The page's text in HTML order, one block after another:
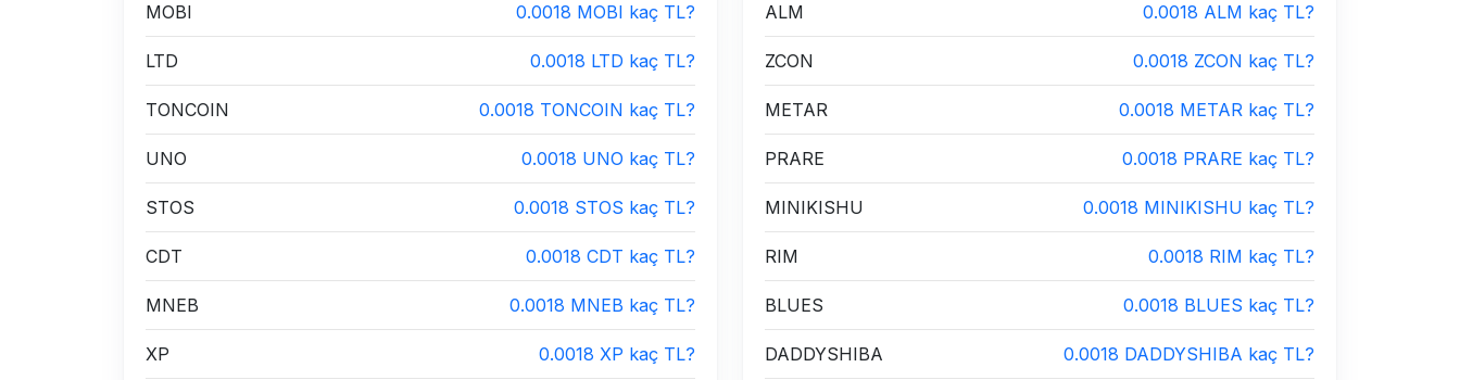
MOBI 0.0018 MOBI kaç TL?
LTD 0.0018 LTD kaç TL?
TONCOIN 0.0018 TONCOIN kaç TL?
UNO 0.0018 UNO kaç TL?
STOS 0.0018 STOS kaç TL?
CDT 0.0018 CDT kaç TL?
MNEB 0.0018 MNEB kaç TL?
XP 0.0018 XP kaç TL?
ALM 0.0018 ALM kaç TL?
ZCON 0.0018 ZCON kaç TL?
METAR 0.0018 METAR kaç TL?
PRARE 0.0018 PRARE kaç TL?
MINIKISHU 0.0018 MINIKISHU kaç TL?
RIM 0.0018 RIM kaç TL?
BLUES 0.0018 BLUES kaç TL?
DADDYSHIBA 0.0018 DADDYSHIBA kaç TL?